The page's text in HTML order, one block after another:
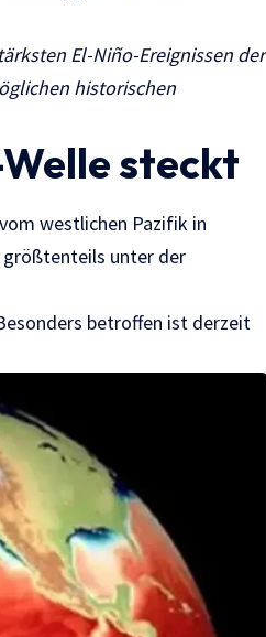
El-Niño-Ereignissen der
historischen
steckt
westlichen Pazifik in
größtenteils unter der
betroffen ist derzeit